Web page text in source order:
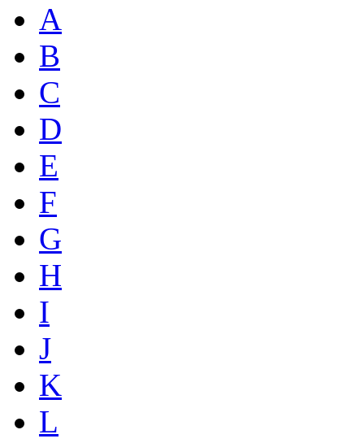
A
B
C
D
E
F
G
H
I
J
K
L